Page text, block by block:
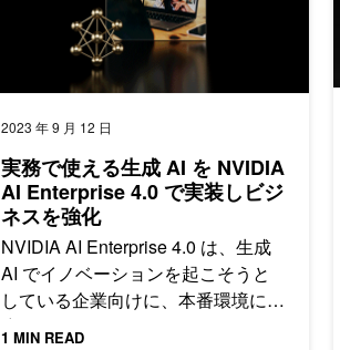
2023 年 9 月 12 日
実務で使える生成 AI を NVIDIA
AI Enterprise 4.0 で実装しビジ
ネスを強化
NVIDIA AI Enterprise 4.0 は、生成
AI でイノベーションを起こそうと
している企業向けに、本番環境に対
応したサポート、管理性、セキュリ
1 MIN READ